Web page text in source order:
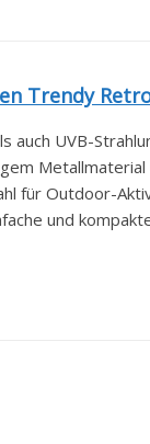
Trendy
auch UVB-
für Outdoor-
und